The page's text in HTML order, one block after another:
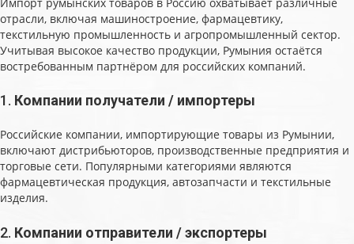
отрасли, включая машиностроение, фармацевтику,
текстильную промышленность и агропромышленный сектор.
Учитывая высокое качество продукции, Румыния остаётся
востребованным партнёром для российских компаний.
1. Компании получатели / импортеры
Российские компании, импортирующие товары из Румынии,
включают дистрибьюторов, производственные предприятия и
торговые сети. Популярными категориями являются
фармацевтическая продукция, автозапчасти и текстильные
изделия.
2. Компании отправители / экспортеры